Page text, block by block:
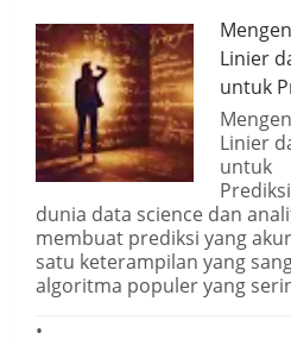
Linier
untuk
Linier
untuk
dunia data science dan
membuat prediksi yang
satu keterampilan yang
algoritma populer yang